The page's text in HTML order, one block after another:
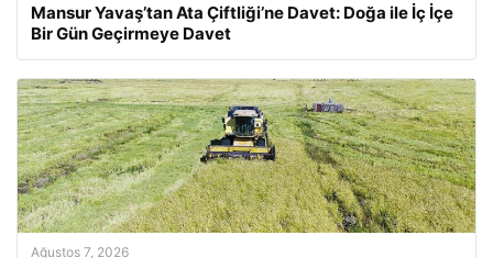
Mansur Yavaş’tan Ata Çiftliği’ne Davet: Doğa ile İç İçe
Bir Gün Geçirmeye Davet
Ağustos 7, 2026